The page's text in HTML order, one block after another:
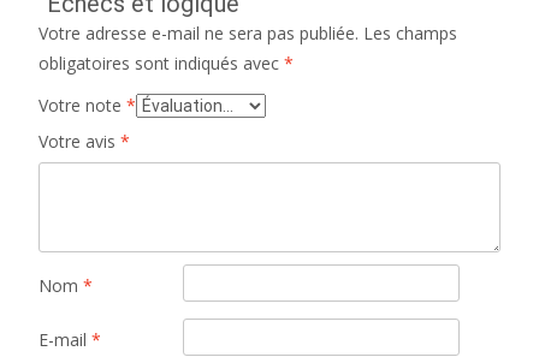
Votre adresse e-mail ne sera pas publiée. Les champs
obligatoires sont indiqués avec *
Votre note *
Votre avis *
Nom *
E-mail *